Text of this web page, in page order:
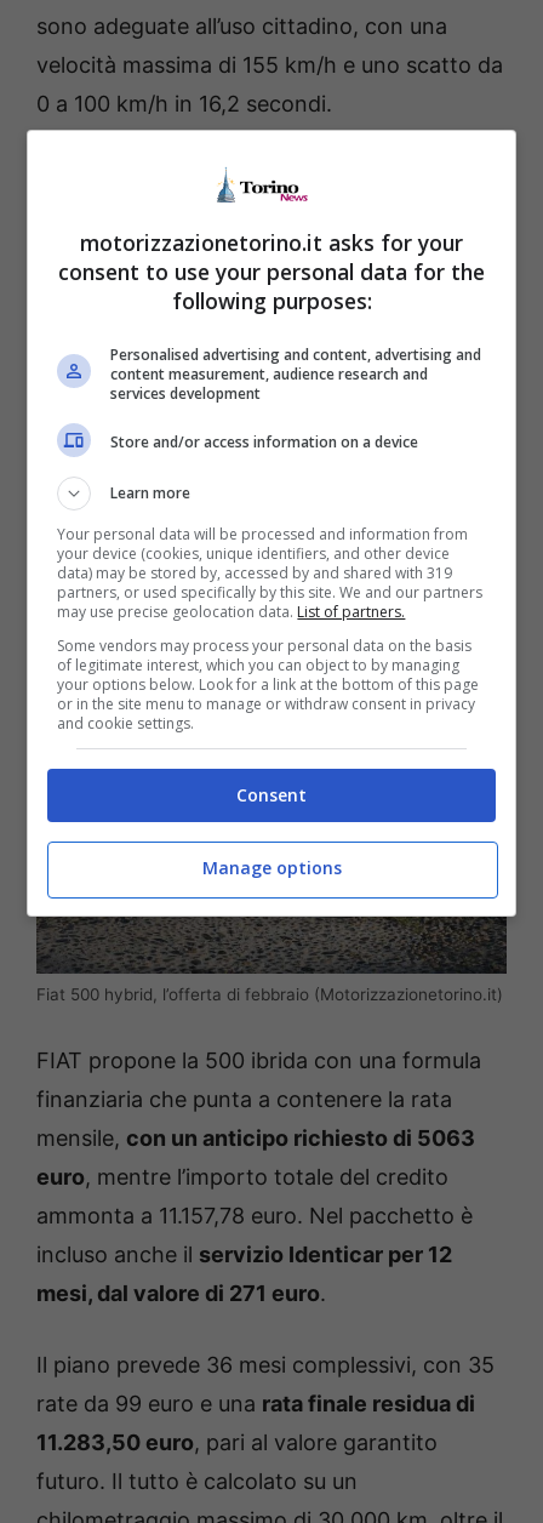
sono adeguate all’uso cittadino, con una
velocità massima di 155 km/h e uno scatto da
0 a 100 km/h in 16,2 secondi.
Fiat 500 Hybrid, l’offerta di
febbraio
Il prezzo di listino parte da19.900 euro per
oggetto della promozione. Va però ricordato
non prevede un vero sistema di infotainment,
ma soltanto un supporto per lo smartphone,
scelta che può far storcere il naso a chi è
abituato a display centrali e connettività
completa.
Fiat 500 hybrid, l’offerta di febbraio (Motorizzazionetorino.it)
FIAT propone la 500 ibrida con una formula
finanziaria che punta a contenere la rata
mensile, con un anticipo richiesto di 5063
euro, mentre l’importo totale del credito
ammonta a 11.157,78 euro. Nel pacchetto è
incluso anche il servizio Identicar per 12
mesi, dal valore di 271 euro.
Il piano prevede 36 mesi complessivi, con 35
rate da 99 euro e una rata finale residua di
11.283,50 euro, pari al valore garantito
futuro. Il tutto è calcolato su un
motorizzazionetorino.it asks for your
consent to use your personal data for the
following purposes:
Personalised advertising and content, advertising and
content measurement, audience research and
services development
Store and/or access information on a device
Learn more
Your personal data will be processed and information from
your device (cookies, unique identifiers, and other device
data) may be stored by, accessed by and shared with 319
partners, or used specifically by this site. We and our partners
may use precise geolocation data. List of partners.
Some vendors may process your personal data on the basis
of legitimate interest, which you can object to by managing
your options below. Look for a link at the bottom of this page
or in the site menu to manage or withdraw consent in privacy
and cookie settings.
Consent
Manage options